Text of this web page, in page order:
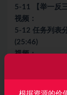
5-11 【举一反
视频：
5-12 任务列表
(25:46)
视频：
5-13 任务列表
视频：